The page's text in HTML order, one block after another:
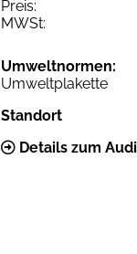
Preis:
MWSt:
Umweltnormen:
Umweltplakette
Standort
Details zum